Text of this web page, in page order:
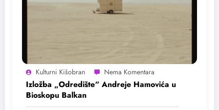
Kulturni Kišobran
Izložba „Odredište“ Andreje Hamovića u
Bioskopu Balkan